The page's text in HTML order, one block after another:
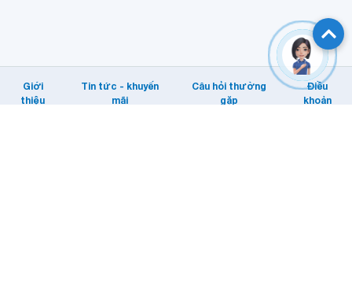
Giới
thiệu
Tin tức - khuyến
mãi
Câu hỏi thường
gặp
Điều
khoản